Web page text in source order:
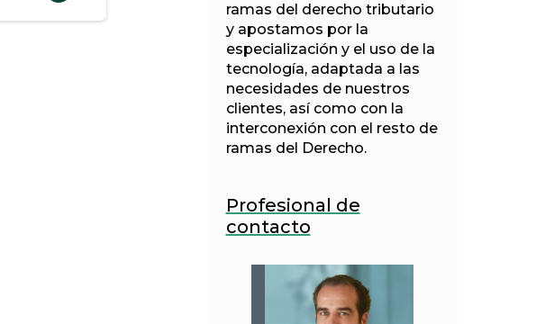
ramas del derecho tributario
y apostamos por la
especialización y el uso de la
tecnología, adaptada a las
necesidades de nuestros
clientes, así como con la
interconexión con el resto de
ramas del Derecho.
Profesional de
contacto